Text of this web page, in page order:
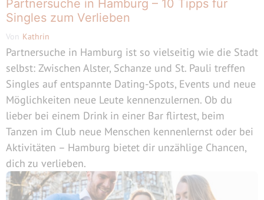
Partnersuche in Hamburg – 10 Tipps für
Singles zum Verlieben
Von Kathrin
Partnersuche in Hamburg ist so vielseitig wie die Stadt
selbst: Zwischen Alster, Schanze und St. Pauli treffen
Singles auf entspannte Dating-Spots, Events und neue
Möglichkeiten neue Leute kennenzulernen. Ob du
lieber bei einem Drink in einer Bar flirtest, beim
Tanzen im Club neue Menschen kennenlernst oder bei
Aktivitäten – Hamburg bietet dir unzählige Chancen,
dich zu verlieben.